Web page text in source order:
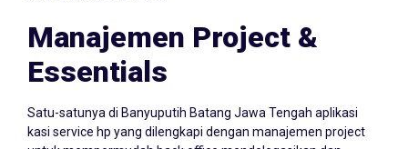
Manajemen Project &
Essentials
kasi service hp yang dilengkapi dengan manajemen project
untuk mempermudah back office mendelegasikan dan